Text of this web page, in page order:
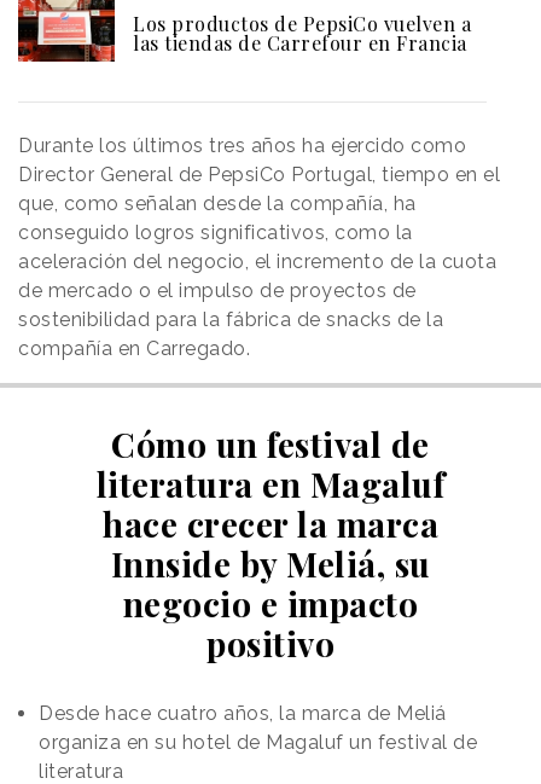
Los productos de PepsiCo vuelven a
las tiendas de Carrefour en Francia
Durante los últimos tres años ha ejercido como
Director General de PepsiCo Portugal, tiempo en el
que, como señalan desde la compañía, ha
conseguido logros significativos, como la
aceleración del negocio, el incremento de la cuota
de mercado o el impulso de proyectos de
sostenibilidad para la fábrica de snacks de la
compañía en Carregado.
Cómo un festival de
literatura en Magaluf
hace crecer la marca
Innside by Meliá, su
negocio e impacto
positivo
Desde hace cuatro años, la marca de Meliá
organiza en su hotel de Magaluf un festival de
literatura